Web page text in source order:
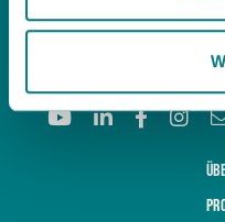
2678 ME De Lier